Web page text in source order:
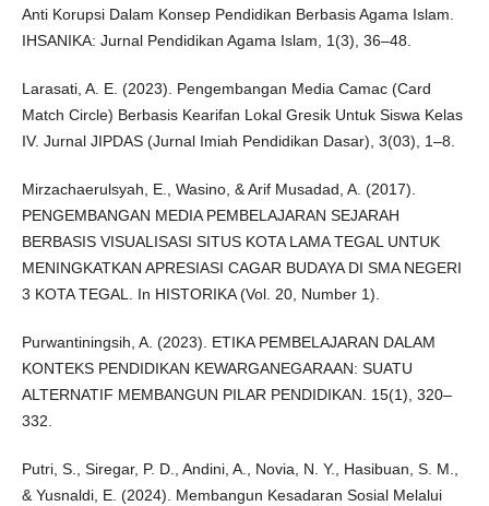
Anti Korupsi Dalam Konsep Pendidikan Berbasis Agama Islam.
IHSANIKA: Jurnal Pendidikan Agama Islam, 1(3), 36–48.
Larasati, A. E. (2023). Pengembangan Media Camac (Card
Match Circle) Berbasis Kearifan Lokal Gresik Untuk Siswa Kelas
IV. Jurnal JIPDAS (Jurnal Imiah Pendidikan Dasar), 3(03), 1–8.
Mirzachaerulsyah, E., Wasino, & Arif Musadad, A. (2017).
PENGEMBANGAN MEDIA PEMBELAJARAN SEJARAH
BERBASIS VISUALISASI SITUS KOTA LAMA TEGAL UNTUK
MENINGKATKAN APRESIASI CAGAR BUDAYA DI SMA NEGERI
3 KOTA TEGAL. In HISTORIKA (Vol. 20, Number 1).
Purwantiningsih, A. (2023). ETIKA PEMBELAJARAN DALAM
KONTEKS PENDIDIKAN KEWARGANEGARAAN: SUATU
ALTERNATIF MEMBANGUN PILAR PENDIDIKAN. 15(1), 320–
332.
Putri, S., Siregar, P. D., Andini, A., Novia, N. Y., Hasibuan, S. M.,
& Yusnaldi, E. (2024). Membangun Kesadaran Sosial Melalui